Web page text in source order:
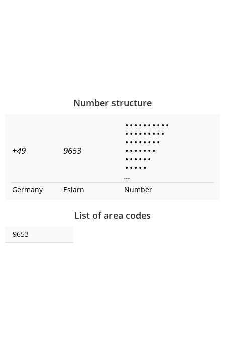
Number structure
+49 9653
• • • • • • • • • •
• • • • • • • • •
• • • • • • • •
• • • • • • •
• • • • • •
• • • • •
...
Germany Eslarn Number
List of area codes
9653